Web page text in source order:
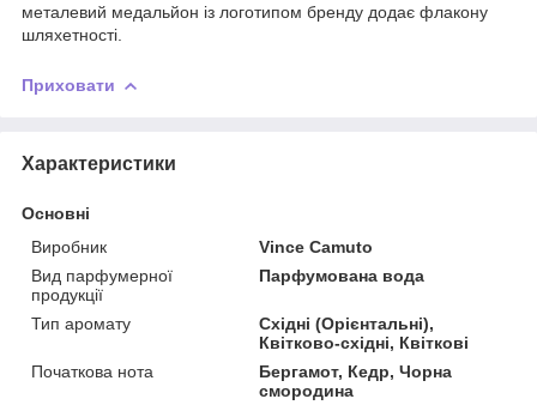
металевий медальйон із логотипом бренду додає флакону
шляхетності.
Приховати
Характеристики
Основні
Виробник
Vince Camuto
Вид парфумерної
продукції
Парфумована вода
Тип аромату
Східні (Орієнтальні),
Квітково-східні, Квіткові
Початкова нота
Бергамот, Кедр, Чорна
смородина